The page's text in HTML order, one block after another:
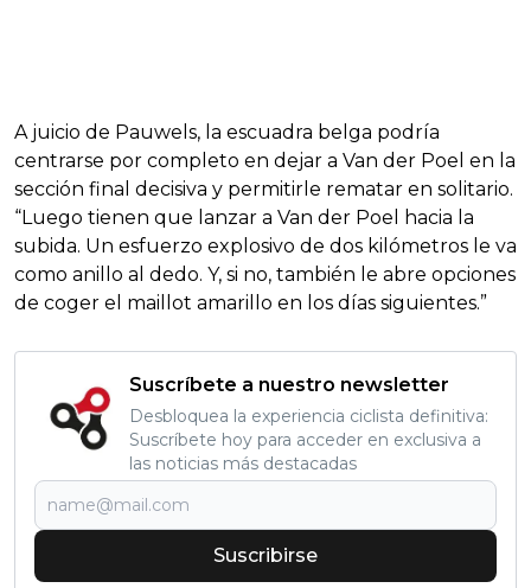
A juicio de Pauwels, la escuadra belga podría
centrarse por completo en dejar a Van der Poel en la
sección final decisiva y permitirle rematar en solitario.
“Luego tienen que lanzar a Van der Poel hacia la
subida. Un esfuerzo explosivo de dos kilómetros le va
como anillo al dedo. Y, si no, también le abre opciones
de coger el maillot amarillo en los días siguientes.”
Suscríbete a nuestro newsletter
Desbloquea la experiencia ciclista definitiva:
Suscríbete hoy para acceder en exclusiva a
las noticias más destacadas
Suscribirse